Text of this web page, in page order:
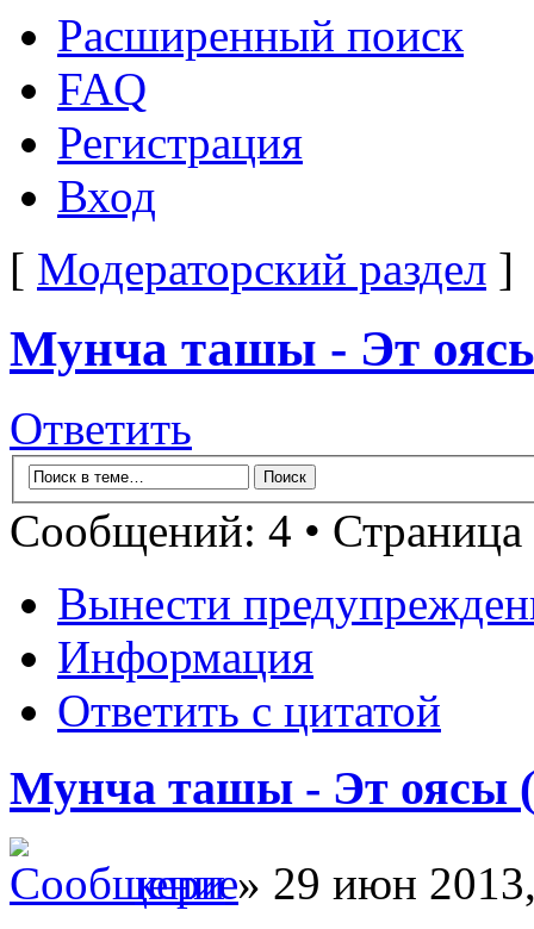
Расширенный поиск
FAQ
Регистрация
Вход
[ Модераторский раздел ]
Мунча ташы - Эт
Ответить
Сообщений: 4 • Страница
Вынести
Информация
Ответить с цитатой
Мунча ташы - Эт оясы
кери» 29 июн